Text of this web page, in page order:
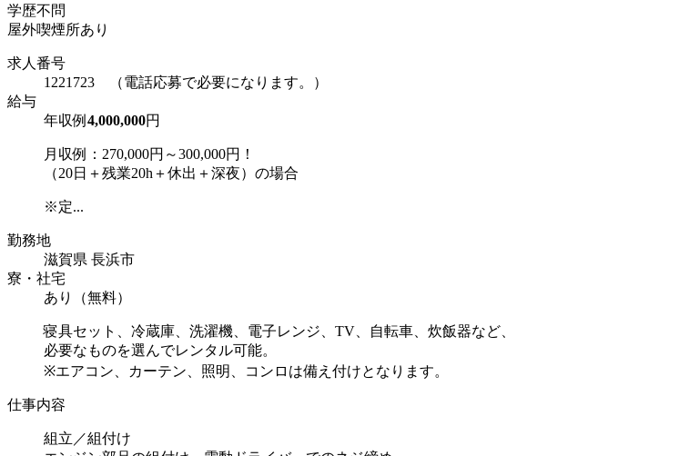
学歴不問
屋外喫煙所あり
求人番号
1221723 （電話応募で必要になります。）
給与
年収例 4,000,000円
月収例：270,000円～300,000円！
（20日＋残業20h＋休出＋深夜）の場合
※定...
勤務地
滋賀県 長浜市
寮・社宅
あり（無料）
寝具セット、冷蔵庫、洗濯機、電子レンジ、TV、自転車、炊飯器など、
必要なものを選んでレンタル可能。
※エアコン、カーテン、照明、コンロは備え付けとなります。
仕事内容
組立／組付け